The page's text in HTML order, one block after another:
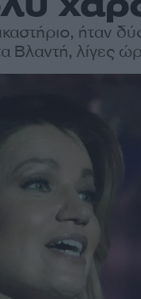
ήταν
Βλαντή, λίγες